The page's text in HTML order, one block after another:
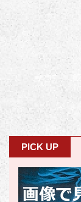
PICK UP